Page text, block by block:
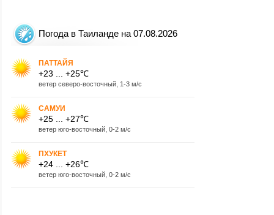
Погода в Таиланде на 07.08.2026
ПАТТАЙЯ
+23 ... +25℃
ветер северо-восточный, 1-3 м/с
САМУИ
+25 ... +27℃
ветер юго-восточный, 0-2 м/с
ПХУКЕТ
+24 ... +26℃
ветер юго-восточный, 0-2 м/с